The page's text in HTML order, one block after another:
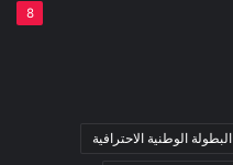
8
البطولة الوطنية الاحترافية